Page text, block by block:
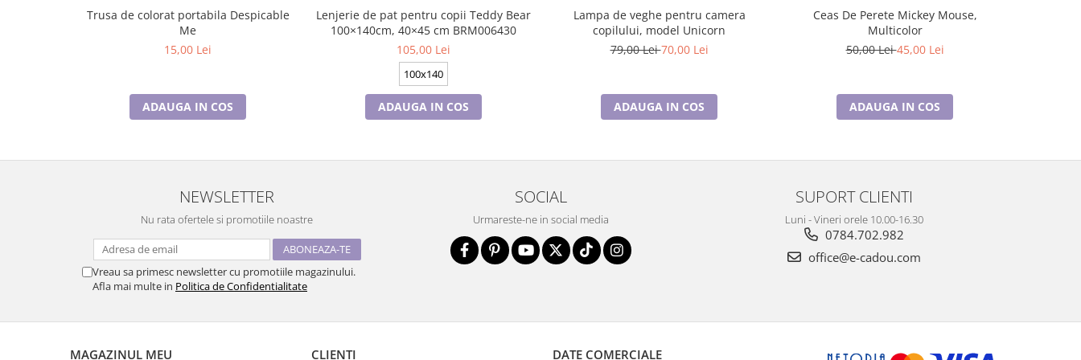
Trusa de colorat portabila Despicable
Me
15,00 Lei
ADAUGA IN COS
Lenjerie de pat pentru copii Teddy Bear
100×140cm, 40×45 cm BRM006430
105,00 Lei
100x140
ADAUGA IN COS
Lampa de veghe pentru camera
copilului, model Unicorn
79,00 Lei70,00 Lei
ADAUGA IN COS
Ceas De Perete Mickey Mouse,
Multicolor
50,00 Lei45,00 Lei
ADAUGA IN COS
NEWSLETTER
Nu rata ofertele si promotiile noastre
Vreau sa primesc newsletter cu promotiile magazinului.
Afla mai multe in Politica de Confidentialitate
SOCIAL
Urmareste-ne in social media
SUPORT CLIENTI
Luni - Vineri orele 10.00-16.30
0784.702.982
office@e-cadou.com
MAGAZINUL MEU CLIENTI DATE COMERCIALE